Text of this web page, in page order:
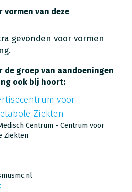
vormen van deze
gevonden voor vormen
de groep van aandoeningen
ook bij hoort:
voor
Ziekten
Centrum - Centrum voor
Ziekten